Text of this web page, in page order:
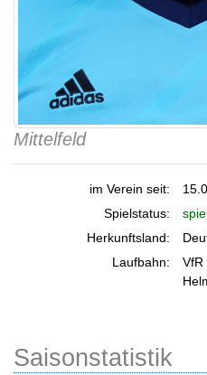
Mittelfeld
im Verein seit:
Spielstatus:
Herkunftsland:
Laufbahn:
VfR
Saisonstatistik